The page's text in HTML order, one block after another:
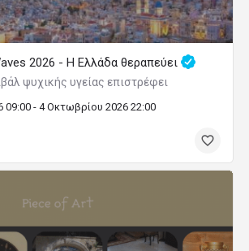
2026 - Η Ελλάδα θεραπεύει
ψυχικής υγείας επιστρέφει
09:00 - 4 Οκτωβρίου 2026 22:00